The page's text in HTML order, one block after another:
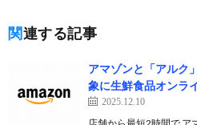
関連する記事
アマゾンと「アルク
象に生鮮食品オンラ
2025.12.10